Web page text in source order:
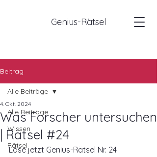
Genius-Rätsel
Beitrag
Alle Beiträge
Wissen
Rätsel
Alle Beiträge
Was Forscher untersuchen
| Rätsel #24
4. Okt. 2024
Löse jetzt Genius-Rätsel Nr. 24